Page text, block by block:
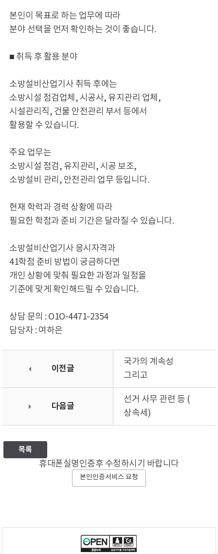
본인이 목표로 하는 업무에 따라
분야 선택을 먼저 확인하는 것이 좋습니다.
■ 취득 후 활용 분야
소방설비산업기사 취득 후에는
소방시설 점검업체, 시공사, 유지관리 업체,
시설관리직, 건물 안전관리 부서 등에서
활용할 수 있습니다.
주요 업무는
소방시설 점검, 유지관리, 시공 보조,
소방설비 관리, 안전관리 업무 등입니다.
현재 학력과 경력 상황에 따라
필요한 학점과 준비 기간은 달라질 수 있습니다.
소방설비산업기사 응시자격과
41학점 준비 방법이 궁금하다면
개인 상황에 맞춰 필요한 과정과 일정을
기준에 맞게 확인해드릴 수 있습니다.
상담 문의 : O1O-4471-2354
담당자 : 여하은
이전글
국가의 계속성
그리고
다음글
선거 사무 관련 등 (
상속세)
목록
휴대폰실명인증후 수정하시기 바랍니다
본인인증서비스 요청